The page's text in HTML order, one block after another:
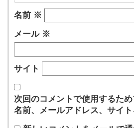
名前 ※
メール ※
サイト
次回のコメントで使用するた
名前、メールアドレス、サイト